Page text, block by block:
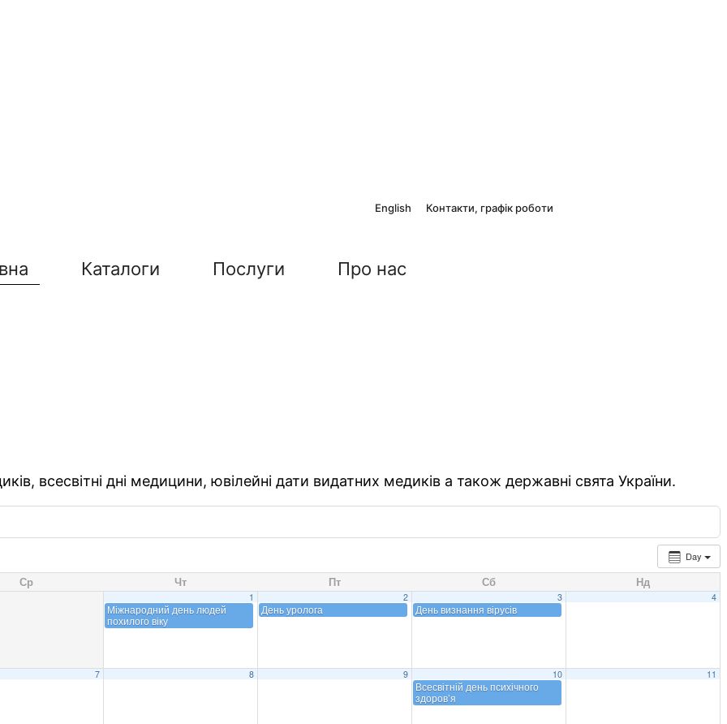
English Контакти, графік роботи
Каталоги Послуги Про нас
всесвітні дні медицини, ювілейні дати видатних медиків а також державні свята України.
Day
Ср Чт Пт Сб Нд
1
Міжнародний день людей
похилого віку
2
День уролога
3
День визнання вірусів
4
7 8 9 10
Всесвітній день психічного
здоров’я
11